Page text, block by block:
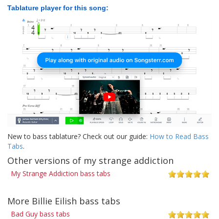
Tablature player for this song:
New to bass tablature? Check out our guide: How to Read Bass
Tabs.
Other versions of my strange addiction
My Strange Addiction bass tabs
More Billie Eilish bass tabs
Bad Guy bass tabs